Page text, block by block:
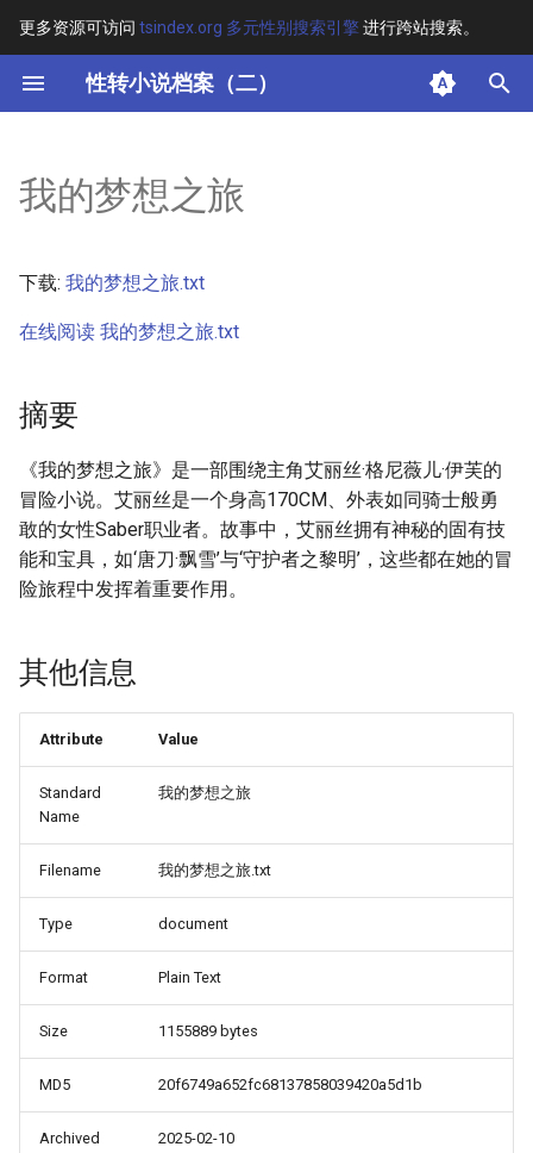
更多资源可访问 tsindex.org 多元性别搜索引擎进行跨站搜索。
性转小说档案（二）
键
开
搜
索
其他信息
正文
我的梦想之旅
下载: 我的梦想之旅.txt
在线阅读 我的梦想之旅.txt
摘要
《我的梦想之旅》是一部围绕主角艾丽丝·格尼薇儿·伊芙的
冒险小说。艾丽丝是一个身高170CM、外表如同骑士般勇
敢的女性Saber职业者。故事中，艾丽丝拥有神秘的固有技
能和宝具，如‘唐刀·飘雪’与‘守护者之黎明’，这些都在她的冒
险旅程中发挥着重要作用。
其他信息
Attribute Value
Standard
Name
我的梦想之旅
Filename 我的梦想之旅.txt
Type document
Format Plain Text
Size 1155889 bytes
MD5 20f6749a652fc68137858039420a5d1b
Archived
2025-02-10